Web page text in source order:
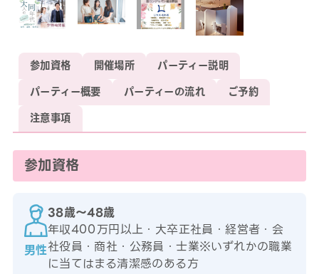
参加資格 開催場所
パーティー説明
パーティー概要
パーティーの流れ
ご予約
注意事項
参加資格
男性
38歳〜48歳
年収400万円以上・大卒正社員・経営者・会
社役員・商社・公務員・士業※いずれかの職業
に当てはまる清潔感のある方